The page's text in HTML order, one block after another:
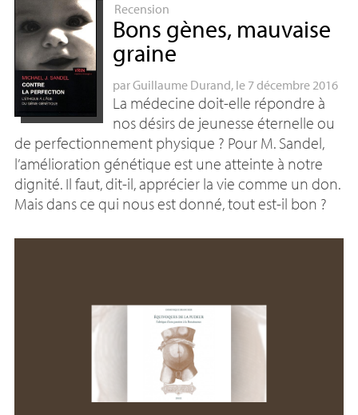
Recension
Bons gènes, mauvaise
graine
parGuillaume Durand, le 7 décembre 2016
La médecine doit-elle répondre à
nos désirs de jeunesse éternelle ou
de perfectionnement physique ? Pour M. Sandel,
l’amélioration génétique est une atteinte à notre
dignité. Il faut, dit-il, apprécier la vie comme un don.
Mais dans ce qui nous est donné, tout est-il bon ?